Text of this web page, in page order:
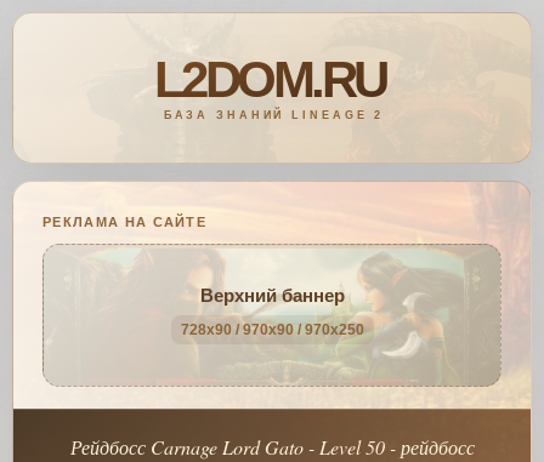
РЕКЛАМА НА САЙТЕ
Верхний баннер
728x90 / 970x90 / 970x250
Рейдбосс Carnage Lord Gato - Level 50 - рейдбосс